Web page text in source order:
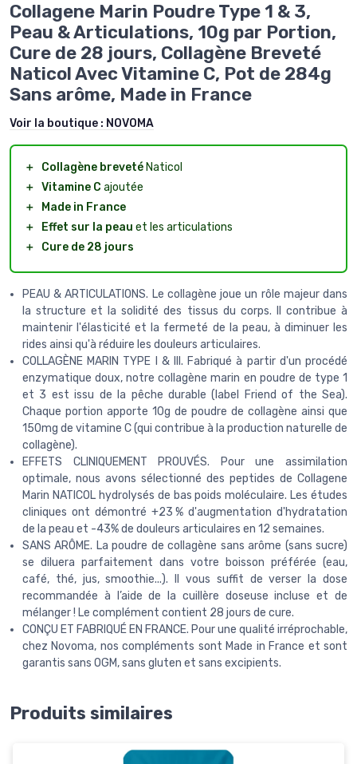
Collagene Marin Poudre Type 1 & 3,
Peau & Articulations, 10g par Portion,
Cure de 28 jours, Collagène Breveté
Naticol Avec Vitamine C, Pot de 284g
Sans arôme, Made in France
Voir la boutique : NOVOMA
＋ Collagène breveté Naticol
＋ Vitamine C ajoutée
＋
Made in France
＋
Effet sur la peau et les articulations
＋
Cure de 28 jours
PEAU & ARTICULATIONS. Le collagène joue un rôle majeur dans
la structure et la solidité des tissus du corps. Il contribue à
maintenir l'élasticité et la fermeté de la peau, à diminuer les
rides ainsi qu'à réduire les douleurs articulaires.
COLLAGÈNE MARIN TYPE I & III. Fabriqué à partir d'un procédé
enzymatique doux, notre collagène marin en poudre de type 1
et 3 est issu de la pêche durable (label Friend of the Sea).
Chaque portion apporte 10g de poudre de collagène ainsi que
150mg de vitamine C (qui contribue à la production naturelle de
collagène).
EFFETS CLINIQUEMENT PROUVÉS. Pour une assimilation
optimale, nous avons sélectionné des peptides de Collagene
Marin NATICOL hydrolysés de bas poids moléculaire. Les études
cliniques ont démontré +23 % d'augmentation d'hydratation
de la peau et -43% de douleurs articulaires en 12 semaines.
SANS ARÔME. La poudre de collagène sans arôme (sans sucre)
se diluera parfaitement dans votre boisson préférée (eau,
café, thé, jus, smoothie...). Il vous suffit de verser la dose
recommandée à l’aide de la cuillère doseuse incluse et de
mélanger ! Le complément contient 28 jours de cure.
CONÇU ET FABRIQUÉ EN FRANCE. Pour une qualité irréprochable,
chez Novoma, nos compléments sont Made in France et sont
garantis sans OGM, sans gluten et sans excipients.
Produits similaires